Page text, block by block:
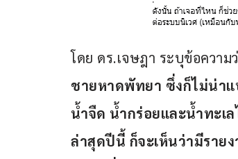
โดย ดร.เจษฎา ระบุข้อความ
ชายหาดพัทยา ซึ่งก็ไม่น่าแ
น้ำจืด น้ำกร่อยและน้ำทะเ
ล่าสุดปีนี้ ก็จะเห็นว่ามีรา